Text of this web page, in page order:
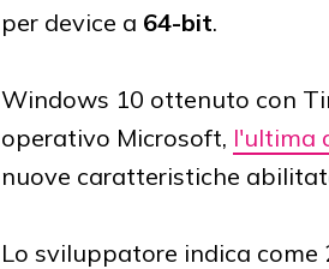
per device a 64-bit.
Windows 10 ottenuto con
operativo Microsoft, l'ultima
nuove caratteristiche
Lo sviluppatore indica